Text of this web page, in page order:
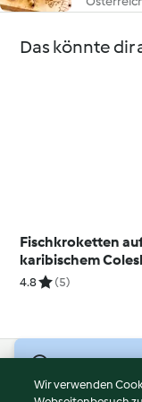
Das könnte dir
Fischkroketten
karibischem
4.8 (5)
Wir verwenden